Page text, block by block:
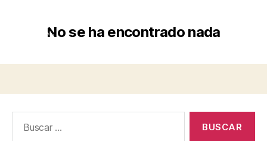
No se ha encontrado nada